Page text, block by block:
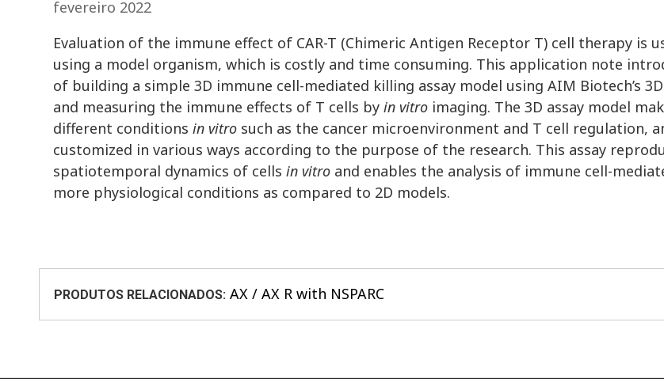
fevereiro 2022
Evaluation of the immune effect of CAR-T (Chimeric Antigen Receptor T) cell therapy is
using a model organism, which is costly and time consuming. This application note
of building a simple 3D immune cell-mediated killing assay model using AIM Biotech’s
and measuring the immune effects of T cells byin vitro imaging. The 3D assay model
different conditionsin vitro such as the cancer microenvironment and T cell regulation,
customized in various ways according to the purpose of the research. This assay
spatiotemporal dynamics of cellsin vitro and enables the analysis of immune cell-
more physiological conditions as compared to 2D models.
PRODUTOS RELACIONADOS: AX / AX R with NSPARC